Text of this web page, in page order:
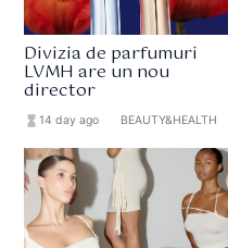
Divizia de parfumuri
LVMH are un nou
director
hourglass_full14 day ago BEAUTY&HEALTH